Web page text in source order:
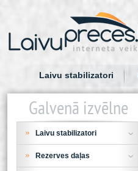
Laivu stabilizatori
Galvenā izvēlne
Laivu stabilizatori
Rezerves daļas